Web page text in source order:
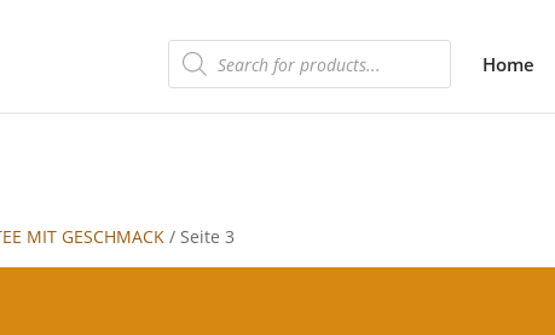
Products
search Home
MIT GESCHMACK / Seite 3